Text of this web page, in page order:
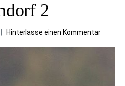
2
Hinterlasse einen Kommentar